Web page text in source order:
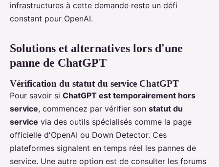
infrastructures à cette demande reste un défi
constant pour OpenAI.
Solutions et alternatives lors d'une
panne de ChatGPT
Vérification du statut du service ChatGPT
Pour savoir si ChatGPT est temporairement hors
service, commencez par vérifier son statut du
service via des outils spécialisés comme la page
officielle d'OpenAI ou Down Detector. Ces
plateformes signalent en temps réel les pannes de
service. Une autre option est de consulter les forums